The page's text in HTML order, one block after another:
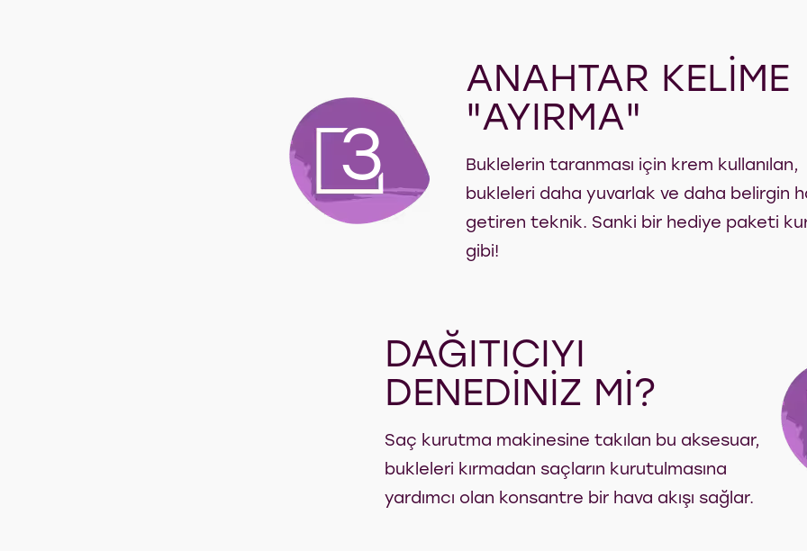
ANAHTAR KELİME
"AYIRMA"
3
Buklelerin taranması için krem kullanılan,
bukleleri daha yuvarlak ve daha belirgin
getiren teknik. Sanki bir hediye paketi
gibi!
DAĞITICIYI
DENEDİNİZ Mİ?
Saç kurutma makinesine takılan bu aksesuar,
bukleleri kırmadan saçların kurutulmasına
yardımcı olan konsantre bir hava akışı sağlar.